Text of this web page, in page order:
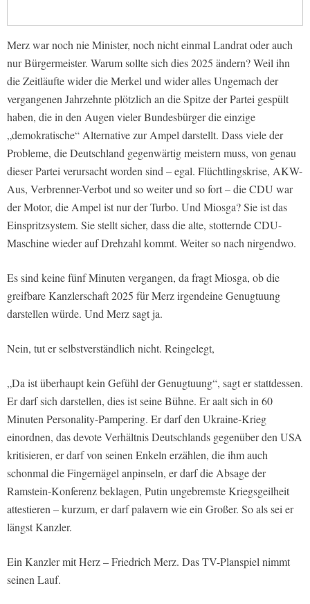
Merz war noch nie Minister, noch nicht einmal Landrat oder auch
nur Bürgermeister. Warum sollte sich dies 2025 ändern? Weil ihn
die Zeitläufte wider die Merkel und wider alles Ungemach der
vergangenen Jahrzehnte plötzlich an die Spitze der Partei gespült
haben, die in den Augen vieler Bundesbürger die einzige
„demokratische“ Alternative zur Ampel darstellt. Dass viele der
Probleme, die Deutschland gegenwärtig meistern muss, von genau
dieser Partei verursacht worden sind – egal. Flüchtlingskrise, AKW-
Aus, Verbrenner-Verbot und so weiter und so fort – die CDU war
der Motor, die Ampel ist nur der Turbo. Und Miosga? Sie ist das
Einspritzsystem. Sie stellt sicher, dass die alte, stotternde CDU-
Maschine wieder auf Drehzahl kommt. Weiter so nach nirgendwo.
Es sind keine fünf Minuten vergangen, da fragt Miosga, ob die
greifbare Kanzlerschaft 2025 für Merz irgendeine Genugtuung
darstellen würde. Und Merz sagt ja.
Nein, tut er selbstverständlich nicht. Reingelegt,
„Da ist überhaupt kein Gefühl der Genugtuung“, sagt er stattdessen.
Er darf sich darstellen, dies ist seine Bühne. Er aalt sich in 60
Minuten Personality-Pampering. Er darf den Ukraine-Krieg
einordnen, das devote Verhältnis Deutschlands gegenüber den USA
kritisieren, er darf von seinen Enkeln erzählen, die ihm auch
schonmal die Fingernägel anpinseln, er darf die Absage der
Ramstein-Konferenz beklagen, Putin ungebremste Kriegsgeilheit
attestieren – kurzum, er darf palavern wie ein Großer. So als sei er
längst Kanzler.
Ein Kanzler mit Herz – Friedrich Merz. Das TV-Planspiel nimmt
seinen Lauf.